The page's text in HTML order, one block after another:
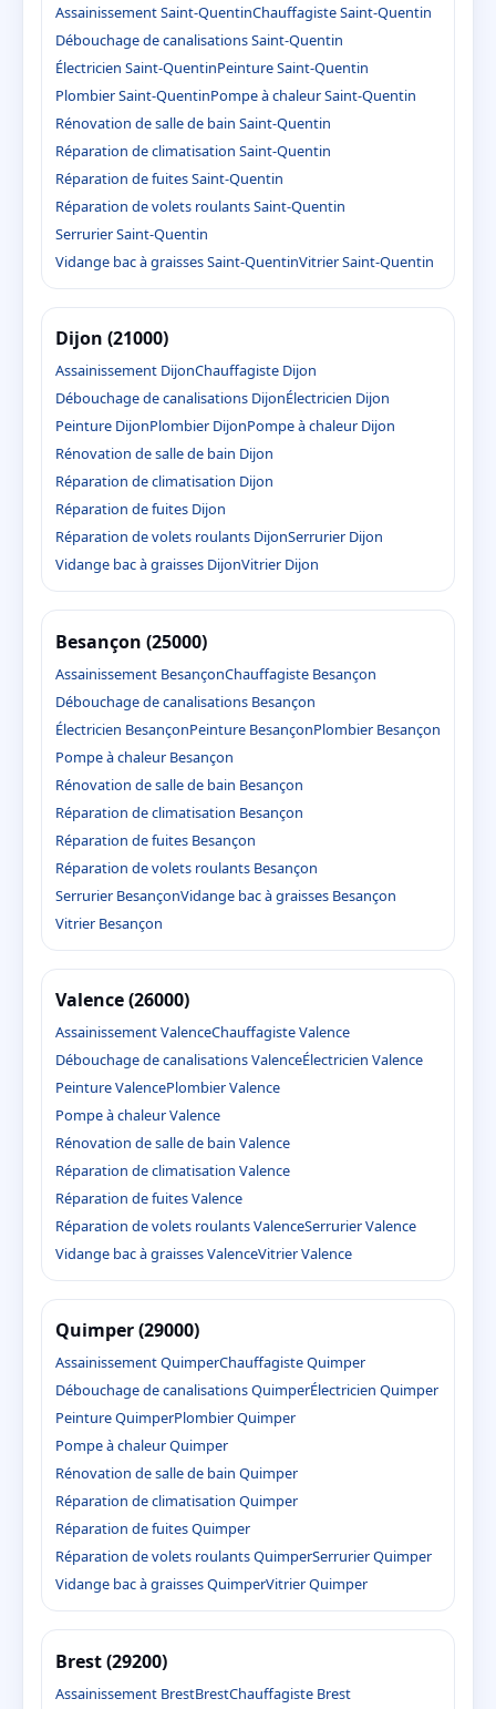
Assainissement Saint-QuentinChauffagiste Saint-Quentin
Débouchage de canalisations Saint-Quentin
Électricien Saint-QuentinPeinture Saint-Quentin
Plombier Saint-QuentinPompe à chaleur Saint-Quentin
Rénovation de salle de bain Saint-Quentin
Réparation de climatisation Saint-Quentin
Réparation de fuites Saint-Quentin
Réparation de volets roulants Saint-Quentin
Serrurier Saint-Quentin
Vidange bac à graisses Saint-QuentinVitrier Saint-Quentin
Dijon (21000)
Assainissement DijonChauffagiste Dijon
Débouchage de canalisations DijonÉlectricien Dijon
Peinture DijonPlombier DijonPompe à chaleur Dijon
Rénovation de salle de bain Dijon
Réparation de climatisation Dijon
Réparation de fuites Dijon
Réparation de volets roulants DijonSerrurier Dijon
Vidange bac à graisses DijonVitrier Dijon
Besançon (25000)
Assainissement BesançonChauffagiste Besançon
Débouchage de canalisations Besançon
Électricien BesançonPeinture BesançonPlombier Besançon
Pompe à chaleur Besançon
Rénovation de salle de bain Besançon
Réparation de climatisation Besançon
Réparation de fuites Besançon
Réparation de volets roulants Besançon
Serrurier BesançonVidange bac à graisses Besançon
Vitrier Besançon
Valence (26000)
Assainissement ValenceChauffagiste Valence
Débouchage de canalisations ValenceÉlectricien Valence
Peinture ValencePlombier Valence
Pompe à chaleur Valence
Rénovation de salle de bain Valence
Réparation de climatisation Valence
Réparation de fuites Valence
Réparation de volets roulants ValenceSerrurier Valence
Vidange bac à graisses ValenceVitrier Valence
Quimper (29000)
Assainissement QuimperChauffagiste Quimper
Débouchage de canalisations QuimperÉlectricien Quimper
Peinture QuimperPlombier Quimper
Pompe à chaleur Quimper
Rénovation de salle de bain Quimper
Réparation de climatisation Quimper
Réparation de fuites Quimper
Réparation de volets roulants QuimperSerrurier Quimper
Vidange bac à graisses QuimperVitrier Quimper
Brest (29200)
Assainissement BrestBrestChauffagiste Brest